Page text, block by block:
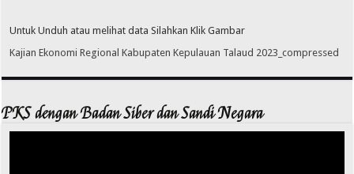
Untuk Unduh atau melihat data Silahkan Klik Gambar
Kajian Ekonomi Regional Kabupaten Kepulauan Talaud 2023_compressed
PKS dengan Badan Siber dan Sandi Negara